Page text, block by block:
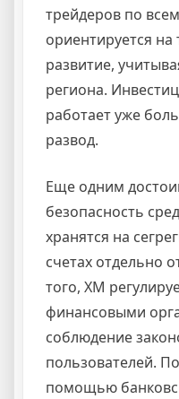
трейдеров по
ориентируется на
развитие,
региона.
работает уже
развод.
Еще одним
безопасность
хранятся на
счетах отдельно
того, XM
финансовыми
соблюдение
пользователей.
помощью